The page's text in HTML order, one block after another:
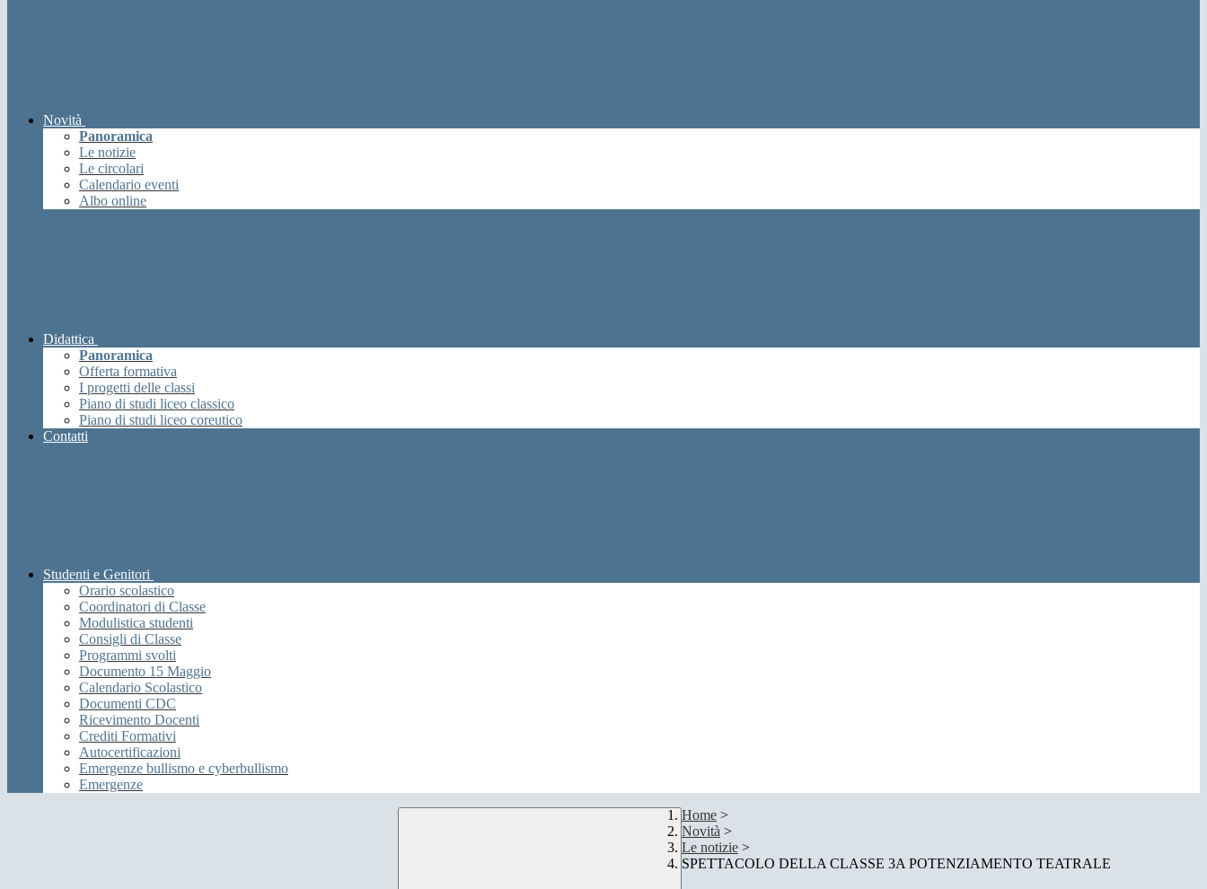
Novità
Panoramica
Le notizie
Le circolari
Calendario eventi
Albo online
Didattica
Panoramica
Offerta formativa
I progetti delle classi
Piano di studi liceo classico
Piano di studi liceo coreutico
Contatti
Studenti e Genitori
Orario scolastico
Coordinatori di Classe
Modulistica studenti
Consigli di Classe
Programmi svolti
Documento 15 Maggio
Calendario Scolastico
Documenti CDC
Ricevimento Docenti
Crediti Formativi
Autocertificazioni
Emergenze bullismo e cyberbullismo
Emergenze
Home >
Novità >
Le notizie >
SPETTACOLO DELLA CLASSE 3A POTENZIAMENTO TEATRALE